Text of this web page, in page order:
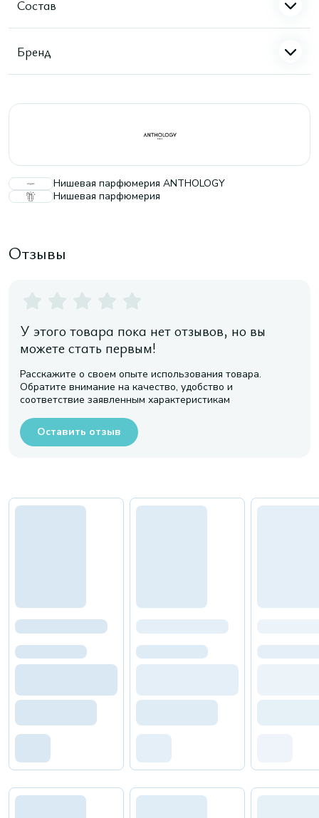
Состав
Бренд
Нишевая парфюмерия ANTHOLOGY
Нишевая парфюмерия
Отзывы
У этого товара пока нет отзывов, но вы
можете стать первым!
Расскажите о своем опыте использования товара.
Обратите внимание на качество, удобство и
соответствие заявленным характеристикам
Оставить отзыв